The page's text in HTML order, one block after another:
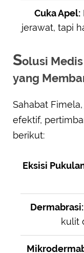
Cuka Apel:
jerawat, tapi
Solusi
yang
Sahabat
efektif,
berikut:
Eksisi
Dermabrasi:
kulit